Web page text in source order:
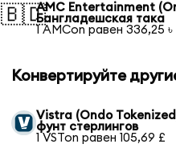
🇧🇩AMC Entertainment
Бангладешская така
1 AMCon равен 336,25 ৳
Конвертируйте
Vistra (Ondo
фунт стерлингов
1 VSTon равен 105,69 £